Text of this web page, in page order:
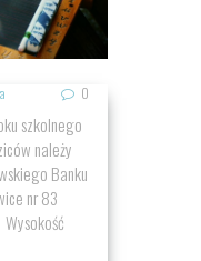
0
szkolnego
należy
Banku
nr 83